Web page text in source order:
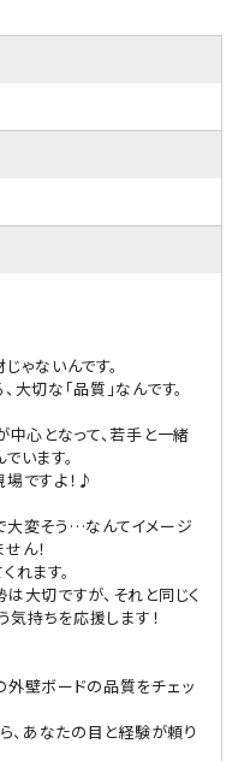
ゃないんです。
切な「品質」なんです。
心となって、若手と一緒
います。
ですよ！♪
大変そう…なんてイメージ
ん！
れます。
大切ですが、それと同じく
気持ちを応援します！
外壁ボードの品質をチェッ
、あなたの目と経験が頼り